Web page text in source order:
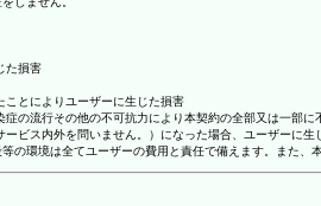
た損害
ことによりユーザーに生じた損害
の流行その他の不可抗力により本契約の全部又は一部
ビス内外を問いません。）になった場合、ユーザーに生
の環境は全てユーザーの費用と責任で備えます。また、